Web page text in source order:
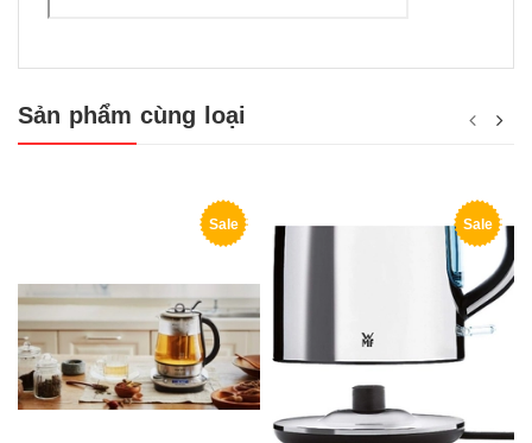
Sản phẩm cùng loại
Sale Sale